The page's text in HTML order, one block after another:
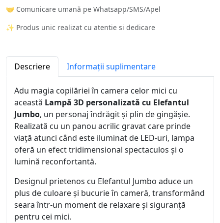
🤝 Comunicare umană pe Whatsapp/SMS/Apel
✨ Produs unic realizat cu atentie si dedicare
Descriere Informații suplimentare
Adu magia copilăriei în camera celor mici cu
această Lampă 3D personalizată cu Elefantul
Jumbo, un personaj îndrăgit și plin de gingășie.
Realizată cu un panou acrilic gravat care prinde
viață atunci când este iluminat de LED-uri, lampa
oferă un efect tridimensional spectaculos și o
lumină reconfortantă.
Designul prietenos cu Elefantul Jumbo aduce un
plus de culoare și bucurie în cameră, transformând
seara într-un moment de relaxare și siguranță
pentru cei mici.